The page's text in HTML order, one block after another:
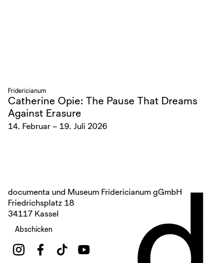
Fridericianum
Catherine Opie: The Pause That Dreams
Against Erasure
14. Februar – 19. Juli 2026
documenta und Museum Fridericianum gGmbH
Friedrichsplatz 18
34117 Kassel
Abschicken